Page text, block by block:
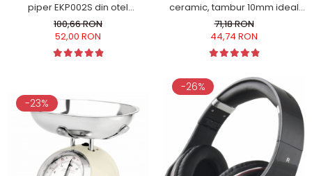
piper EKP002S din otel
inoxidabil cu camere
depozitare transparente,
control finetea macinarii
100,66 RON
52,00 RON
ceramic, tambur 10mm ideal
bucle mici coafura afro,
incalzire rapida, cablu 1.8m
71,18 RON
44,74 RON
-23%
-26%